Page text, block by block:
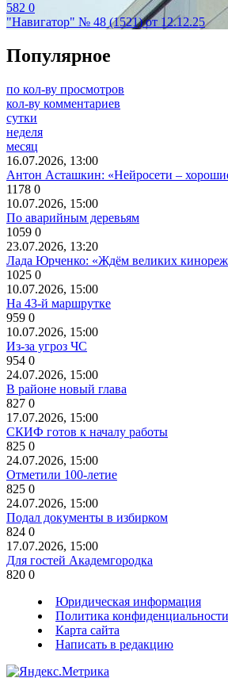
582 0
"Навигатор" № 48 (1521) от 12.12.25
Популярное
по кол-ву просмотров
кол-ву комментариев
сутки
неделя
месяц
16.07.2026, 13:00
Антон Асташкин: «Нейросети –
1178 0
10.07.2026, 15:00
По аварийным деревьям
1059 0
23.07.2026, 13:20
Лада Юрченко: «Ждём великих
1025 0
10.07.2026, 15:00
На 43-й маршрутке
959 0
10.07.2026, 15:00
Из-за угроз ЧС
954 0
24.07.2026, 15:00
В районе новый глава
827 0
17.07.2026, 15:00
СКИФ готов к началу работы
825 0
24.07.2026, 15:00
Отметили 100-летие
825 0
24.07.2026, 15:00
Подал документы в избирком
824 0
17.07.2026, 15:00
Для гостей Академгородка
820 0
Юридическая информация
Политика конфиденциальности
Карта сайта
Написать в редакцию